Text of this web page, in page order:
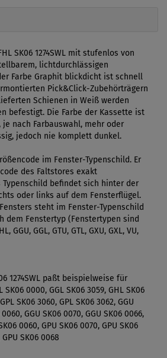
SK06 1274SWL mit stufenlos von
lichtdurchlässigen
Farbe Graphit blickdicht ist schnell
Pick&Click-Zubehörträgern
Schienen in Weiß werden
befestigt. Die Farbe der Kassette ist
nach Farbauswahl, mehr oder
jedoch nie komplett dunkel.
im Fenster-Typenschild. Er
des Faltstores exakt
Typenschild befindet sich hinter der
oder links auf dem Fensterflügel.
steht im Fenster-Typenschild
dem Fenstertyp (Fenstertypen sind
GGU, GGL, GTU, GTL, GXU, GXL, VU,
1274SWL paßt beispielweise für
0000, GGL SK06 3059, GHL SK06
SK06 3060, GPL SK06 3062, GGU
GGU SK06 0070, GGU SK06 0066,
0060, GPU SK06 0070, GPU SK06
SK06 0068